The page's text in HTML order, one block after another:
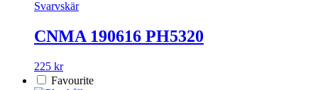
Svarvskär
CNMA 190616 PH5320
225 kr
Favourite